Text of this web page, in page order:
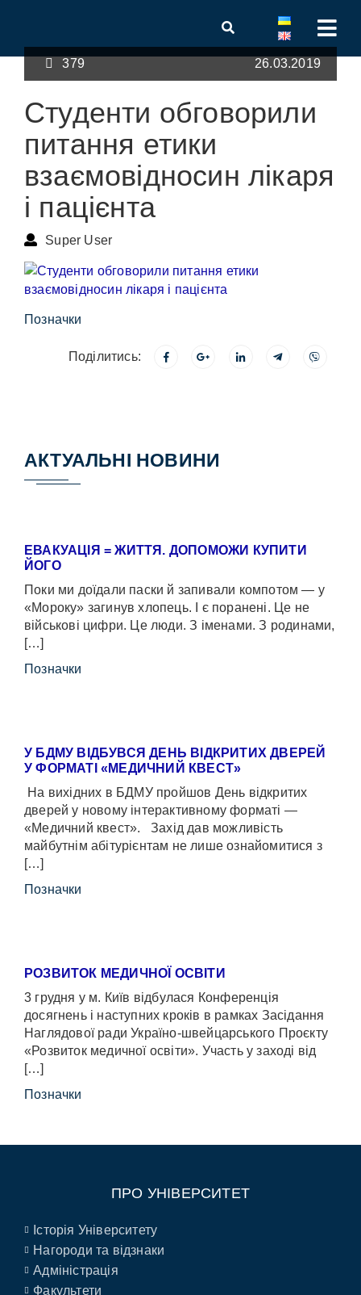
379 26.03.2019
Студенти обговорили
питання етики
взаємовідносин лікаря
і пацієнта
Super User
Позначки
Поділитись:
АКТУАЛЬНІ НОВИНИ
ЕВАКУАЦІЯ = ЖИТТЯ. ДОПОМОЖИ КУПИТИ
ЙОГО
Поки ми доїдали паски й запивали компотом — у
«Мороку» загинув хлопець. І є поранені. Це не
військові цифри. Це люди. З іменами. З родинами,
[…]
Позначки
У БДМУ ВІДБУВСЯ ДЕНЬ ВІДКРИТИХ ДВЕРЕЙ
У ФОРМАТІ «МЕДИЧНИЙ КВЕСТ»
На вихідних в БДМУ пройшов День відкритих
дверей у новому інтерактивному форматі —
«Медичний квест». Захід дав можливість
майбутнім абітурієнтам не лише ознайомитися з
[…]
Позначки
РОЗВИТОК МЕДИЧНОЇ ОСВІТИ
3 грудня у м. Київ відбулася Конференція
досягнень і наступних кроків в рамках Засідання
Наглядової ради Україно-швейцарського Проєкту
«Розвиток медичної освіти». Участь у заході від
[…]
Позначки
ПРО УНІВЕРСИТЕТ
Історія Університету
Нагороди та відзнаки
Адміністрація
Факультети